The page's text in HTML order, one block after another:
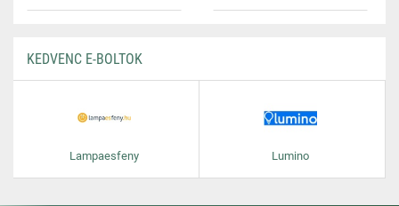
KEDVENC E-BOLTOK
Lampaesfeny Lumino